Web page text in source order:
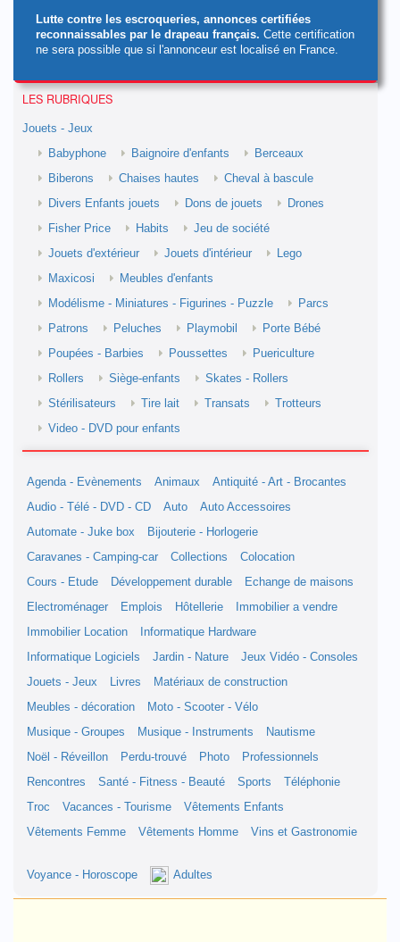
Lutte contre les escroqueries, annonces certifiées
reconnaissables par le drapeau français. Cette certification
ne sera possible que si l'annonceur est localisé en France.
LES RUBRIQUES
Jouets - Jeux
Babyphone
Baignoire d'enfants
Berceaux
Biberons
Chaises hautes
Cheval à bascule
Divers Enfants jouets
Dons de jouets
Drones
Fisher Price
Habits
Jeu de société
Jouets d'extérieur
Jouets d'intérieur
Lego
Maxicosi
Meubles d'enfants
Modélisme - Miniatures - Figurines - Puzzle
Parcs
Patrons
Peluches Playmobil
Porte Bébé
Poupées - Barbies
Poussettes
Puericulture
Rollers
Siège-enfants
Skates - Rollers
Stérilisateurs
Tire lait Transats
Trotteurs
Video - DVD pour enfants
Agenda - Evènements Animaux
Antiquité - Art - Brocantes
Audio - Télé - DVD - CD
Auto
Auto Accessoires
Automate - Juke box
Bijouterie - Horlogerie
Caravanes - Camping-car
Collections
Colocation
Cours - Etude
Développement durable
Echange de maisons
Electroménager
Emplois Hôtellerie
Immobilier a vendre
Immobilier Location
Informatique Hardware
Informatique Logiciels
Jardin - Nature
Jeux Vidéo - Consoles
Jouets - Jeux
Livres
Matériaux de construction
Meubles - décoration
Moto - Scooter - Vélo
Musique - Groupes
Musique - Instruments
Nautisme
Noël - Réveillon
Perdu-trouvé Photo
Professionnels
Rencontres
Santé - Fitness - Beauté Sports
Téléphonie
Troc
Vacances - Tourisme
Vêtements Enfants
Vêtements Femme
Vêtements Homme Vins et Gastronomie
Voyance - Horoscope Adultes